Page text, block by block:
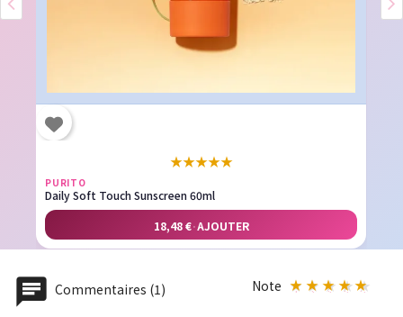
★★★★★
PURITO
Daily Soft Touch Sunscreen 60ml
18,48 €·AJOUTER
Commentaires (1) Note